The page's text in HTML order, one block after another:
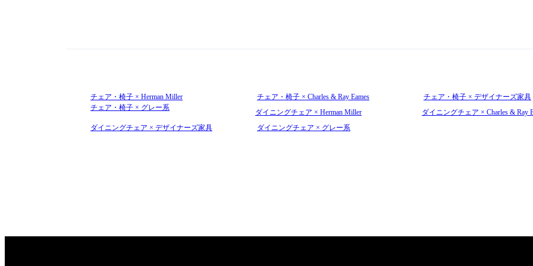
チェア・椅子 × Herman Miller チェア・椅子 × Charles & Ray Eames
チェア・椅子 × デザイナーズ家具
チェア・椅子 × グレー系
ダイニングチェア × Herman Miller
ダイニングチェア × Charles & Ray
ダイニングチェア × デザイナーズ家具
ダイニングチェア × グレー系